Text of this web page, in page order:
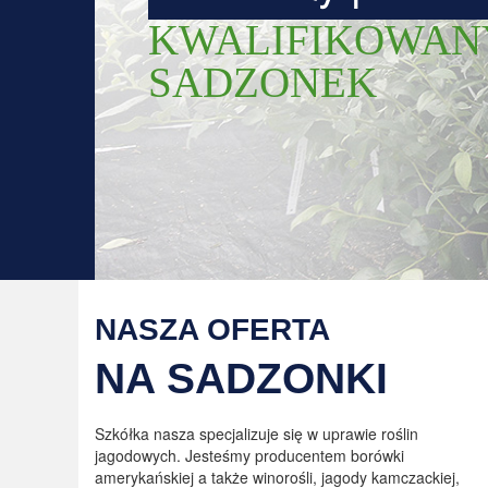
SADZONEK
NASZA OFERTA
NA SADZONKI
Szkółka nasza specjalizuje się w uprawie roślin
jagodowych. Jesteśmy producentem borówki
amerykańskiej a także winorośli, jagody kamczackiej,